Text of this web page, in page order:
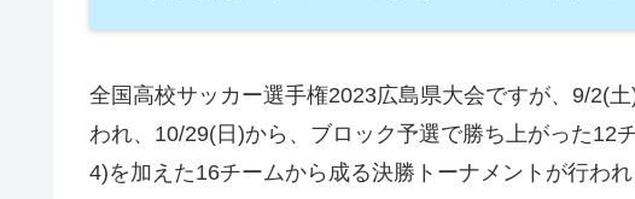
全国高校サッカー選手権2023広島県大会ですが、9/2(
われ、10/29(日)から、ブロック予選で勝ち上がった12
4)を加えた16チームから成る決勝トーナメントが行われ